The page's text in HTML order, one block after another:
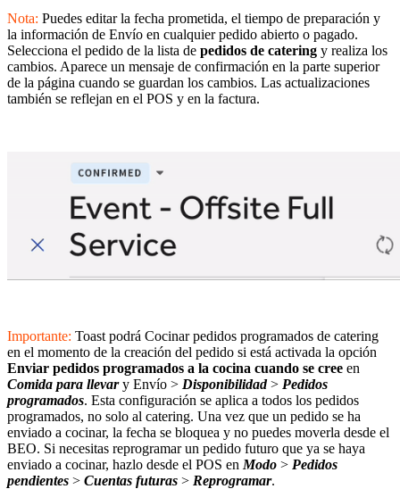
Nota: Puedes editar la fecha prometida, el tiempo de preparación y
la información de Envío en cualquier pedido abierto o pagado.
Selecciona el pedido de la lista de pedidos de catering y realiza los
cambios. Aparece un mensaje de confirmación en la parte superior
de la página cuando se guardan los cambios. Las actualizaciones
también se reflejan en el POS y en la factura.
Importante: Toast podrá Cocinar pedidos programados de catering
en el momento de la creación del pedido si está activada la opción
Enviar pedidos programados a la cocina cuando se cree en
Comida para llevary Envío > Disponibilidad> Pedidos
programados. Esta configuración se aplica a todos los pedidos
programados, no solo al catering. Una vez que un pedido se ha
enviado a cocinar, la fecha se bloquea y no puedes moverla desde el
BEO. Si necesitas reprogramar un pedido futuro que ya se haya
enviado a cocinar, hazlo desde el POS en Modo > Pedidos
pendientes > Cuentas futuras > Reprogramar.